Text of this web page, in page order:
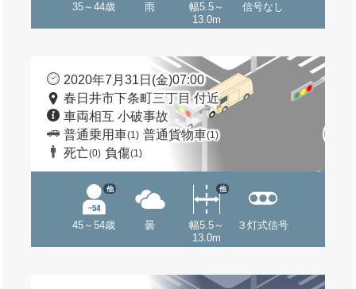
35～44歳 雨
幅5.5～
13.0m
信号なし
2020年7月31日(金)07:00
春日井市下条町三丁目 付近
車両相互 小破事故
普通乗用車(1) 普通貨物車(1)
死亡(0) 負傷(1)
45～54歳
他
曇
幅5.5～
13.0m
他
３灯式信号